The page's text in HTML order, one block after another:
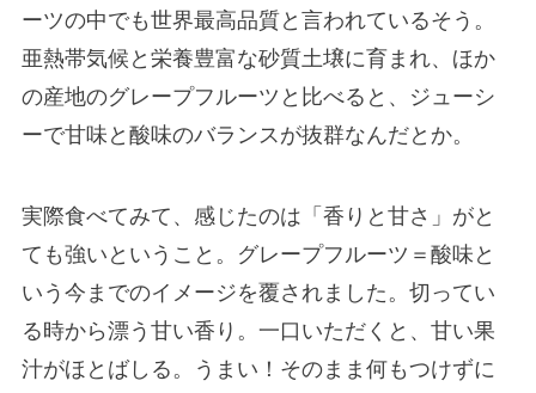
ーツの中でも世界最高品質と言われているそう。
亜熱帯気候と栄養豊富な砂質土壌に育まれ、ほか
の産地のグレープフルーツと比べると、
ジューシ
ーで甘味と酸味のバランスが抜群なんだとか。
実際食べてみて、感じたのは 「香りと甘さ」がと
ても強い ということ。グレープフルーツ＝酸味と
いう今までのイメージを覆されました。切ってい
る時から漂う甘い香り。一口いただくと、甘い果
汁がほとばしる。うまい！そのまま何もつけずに